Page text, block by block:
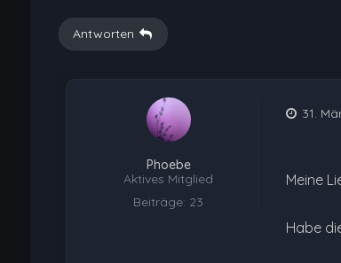
Antworten
Phoebe
Aktives Mitglied
Beiträge: 23
31.
Meine
Habe